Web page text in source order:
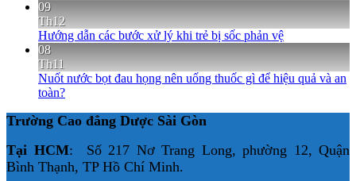
09
Th12
Hướng dẫn các bước xử lý khi trẻ bị sốc phản vệ
08
Th11
Nuốt nước bọt đau họng nên uống thuốc gì để hiệu quả và an
toàn?
Trường Cao đẳng Dược Sài Gòn
Tại HCM: Số 217 Nơ Trang Long, phường 12, Quận
Bình Thạnh, TP Hồ Chí Minh.